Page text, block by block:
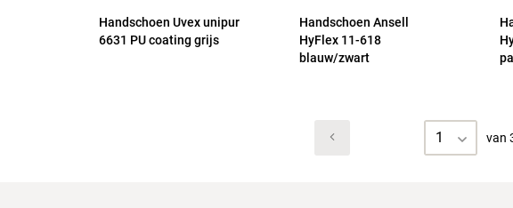
Handschoen Uvex unipur
6631 PU coating grijs
Handschoen Ansell
HyFlex 11-618
blauw/zwart
1 van